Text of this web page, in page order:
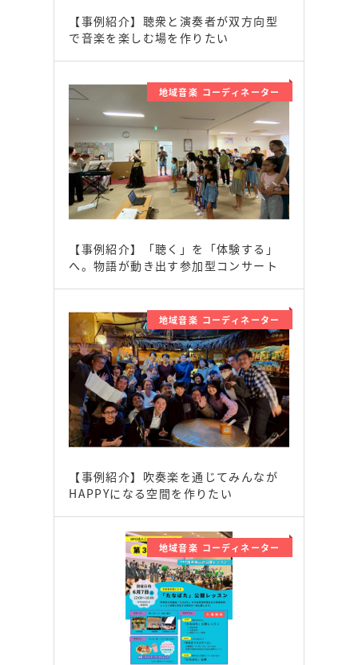
【事例紹介】聴衆と演奏者が双方向型
で音楽を楽しむ場を作りたい
地域音楽 コーディネーター
【事例紹介】「聴く」を「体験する」
へ。物語が動き出す参加型コンサート
地域音楽 コーディネーター
【事例紹介】吹奏楽を通じてみんなが
HAPPYになる空間を作りたい
地域音楽 コーディネーター